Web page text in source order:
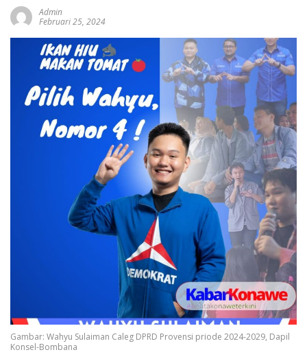
Admin
Februari 25, 2024
Gambar: Wahyu Sulaiman Caleg DPRD Provensi priode 2024-2029, Dapil
Konsel-Bombana